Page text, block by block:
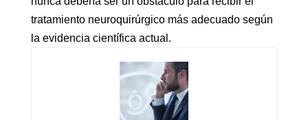
tratamiento neuroquirúrgico más adecuado según
la evidencia científica actual.